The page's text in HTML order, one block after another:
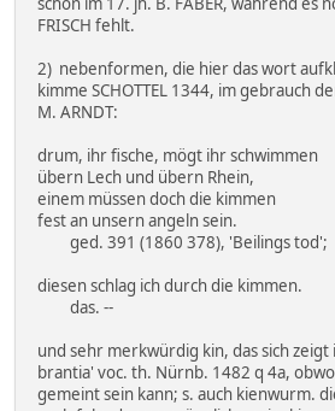
FRISCH fehlt.
2) nebenformen, die hier das wort
kimme SCHOTTEL 1344, im gebrauch
M. ARNDT:
drum, ihr fische, mögt ihr schwimmen
übern Lech und übern Rhein,
einem müssen doch die kimmen
fest an unsern angeln sein.
ged. 391 (1860 378), 'Beilings tod';
diesen schlag ich durch die kimmen.
das. --
und sehr merkwürdig kin, das sich zeigt
brantia' voc. th. Nürnb. 1482 q 4a,
gemeint sein kann; s. auch kienwurm.